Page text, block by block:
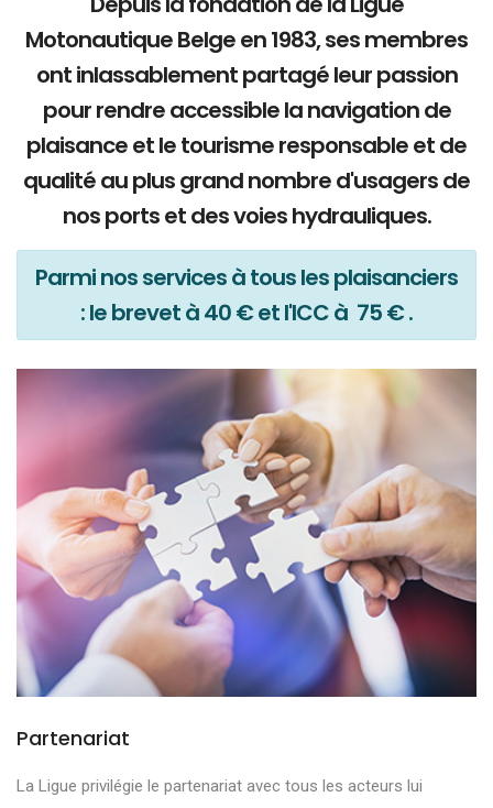
Motonautique Belge en 1983, ses membres
ont inlassablement partagé leur passion
pour rendre accessible la navigation de
plaisance et le tourisme responsable et de
qualité au plus grand nombre d'usagers de
nos ports et des voies hydrauliques.
Parmi nos services à tous les plaisanciers
: le brevet à 40 € et l'ICC à 75 € .
Partenariat
La Ligue privilégie le partenariat avec tous les acteurs lui